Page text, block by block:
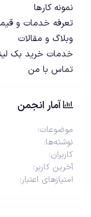
نمونه کارها
تعرفه خدمات و
وبلاگ و مقالات
خدمات خرید بک
تماس با من
آمار انجمن
موضوعات
نوشته‌ها
کاربران
آخرین کاربر
امتیازهای اعتبار